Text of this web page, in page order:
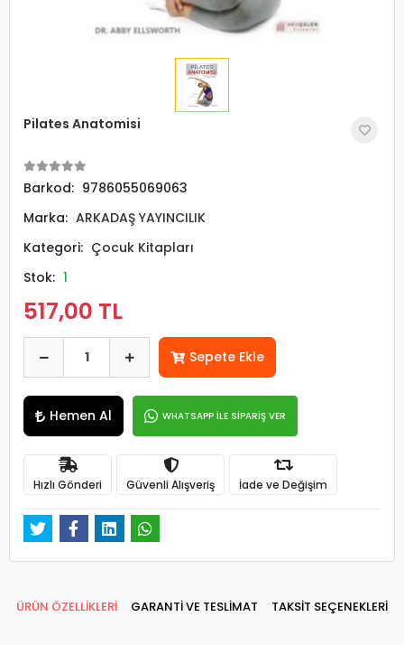
Pilates Anatomisi
Barkod: 9786055069063
Marka: ARKADAŞ YAYINCILIK
Kategori: Çocuk Kitapları
Stok: 1
517,00 TL
Sepete Ekle
Hemen Al WHATSAPP İLE SİPARİŞ VER
Hızlı Gönderi Güvenli Alışveriş İade ve Değişim
ÜRÜN ÖZELLİKLERİ GARANTİ VE TESLİMAT TAKSİT SEÇENEKLERİ